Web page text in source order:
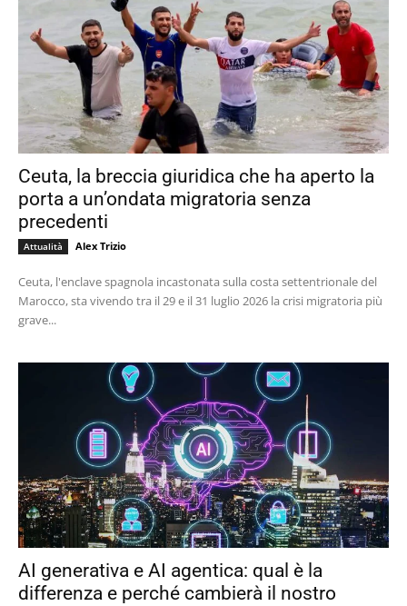
Ceuta, la breccia giuridica che ha aperto la
porta a un’ondata migratoria senza
precedenti
Attualità Alex Trizio
Ceuta, l'enclave spagnola incastonata sulla costa settentrionale del
Marocco, sta vivendo tra il 29 e il 31 luglio 2026 la crisi migratoria più
grave...
AI generativa e AI agentica: qual è la
differenza e perché cambierà il nostro